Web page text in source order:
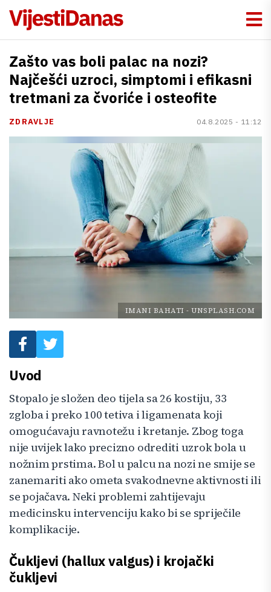
Zašto vas boli palac na nozi?
Najčešći uzroci, simptomi i efikasni
tretmani za čvoriće i osteofite
ZDRAVLJE 04.8.2025 - 11:12
IMANI BAHATI - UNSPLASH.COM
Uvod
Stopalo je složen deo tijela sa 26 kostiju, 33
zgloba i preko 100 tetiva i ligamenata koji
omogućavaju ravnotežu i kretanje. Zbog toga
nije uvijek lako precizno odrediti uzrok bola u
nožnim prstima. Bol u palcu na nozi ne smije se
zanemariti ako ometa svakodnevne aktivnosti ili
se pojačava. Neki problemi zahtijevaju
medicinsku intervenciju kako bi se spriječile
komplikacije.
Čukljevi (hallux valgus) i krojački
čukljevi